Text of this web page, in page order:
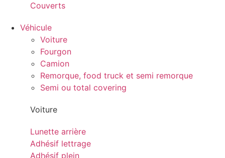
Couverts
Véhicule
Voiture
Fourgon
Camion
Remorque, food truck et semi remorque
Semi ou total covering
Voiture
Lunette arrière
Adhésif lettrage
Adhésif plein